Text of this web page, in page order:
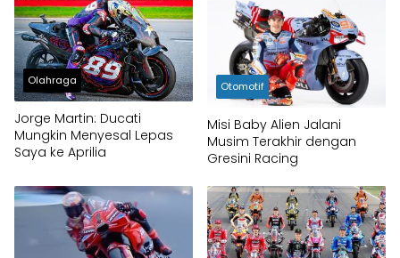
Olahraga
Jorge Martin: Ducati
Mungkin Menyesal Lepas
Saya ke Aprilia
Otomotif
Misi Baby Alien Jalani
Musim Terakhir dengan
Gresini Racing